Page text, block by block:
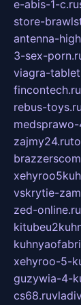
e-abis-1-c.ru
store-
antenna-
3-sex-
viagra-
fincontech.ru
rebus-toys.ru
zajmy24.ru
vskrytie-
zed-online.ru
xehyroo-5-
guzywia-4-
cs68.ru